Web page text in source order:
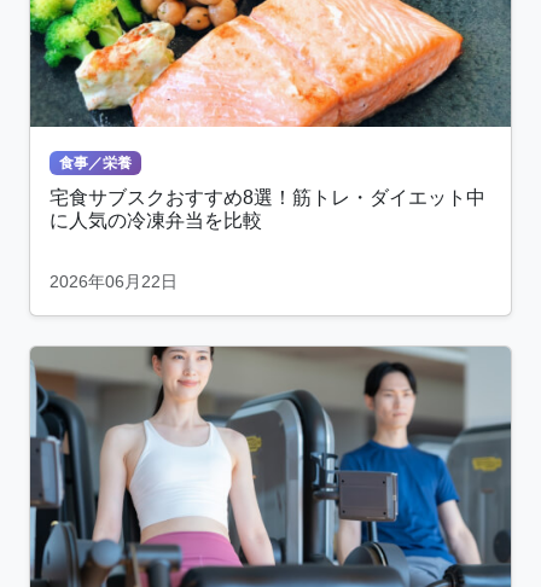
食事／栄養
宅食サブスクおすすめ8選！筋トレ・ダイエット中
に人気の冷凍弁当を比較
2026年06月22日